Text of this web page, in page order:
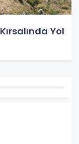
Yol